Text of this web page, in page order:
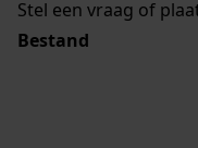
Stel een vraag of
Bestand